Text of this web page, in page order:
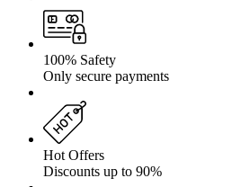
100% Safety
Only secure payments
Hot Offers
Discounts up to 90%